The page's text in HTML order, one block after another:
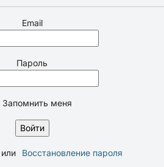
Email
Пароль
Запомнить меня
или Восстановление пароля